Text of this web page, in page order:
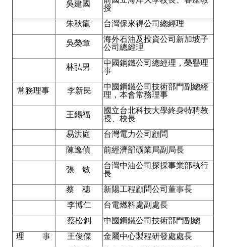
CIMME Society
Learn address location map
Organization
Employee
Regulation
Member representative election method
Medal committee brief
Paper selection method
Student reward application method
吳建國
授
朱秋龍
台灣保來得公司總經理
吳榮章
海外石油及投資公司新加坡子
公司總經理
林弘男
中國鋼鐵公司總經理，榮譽理
事
常務理事 李新民
中國鋼鐵公司技術部門副總經
理，本會常務理事
王錫福
國立台北科技大學終身特聘教
授、校長
易洪庭
台灣電力公司顧問
陳逸偵
前經濟部礦業局副局長
張 敏
台灣中油公司探採事業部執行
長
蔡 穗
新陽工程顧問公司董事長
李博仁
台電燃料處副處長
蔡松釗
中國鋼鐵公司技術部門副總
理 事
王俊傑
金屬中心製程研發處處長